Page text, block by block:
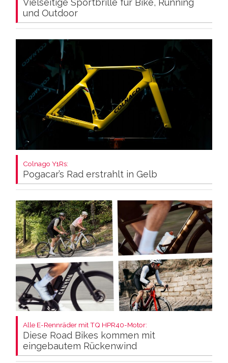
Vielseitige Sportbrille für Bike, Running
und Outdoor
Colnago Y1Rs:
Pogacar’s Rad erstrahlt in Gelb
Alle E-Rennräder mit TQ HPR40-Motor:
Diese Road Bikes kommen mit
eingebautem Rückenwind